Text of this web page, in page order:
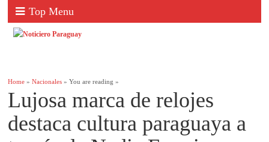
Top Menu
Home »Nacionales » You are reading »
Lujosa marca de relojes
destaca cultura paraguaya a